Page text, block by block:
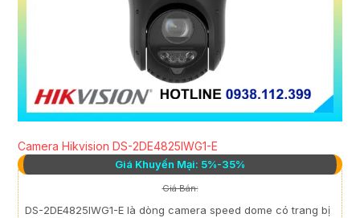
Camera Hikvision DS-2DE4825IWG1-E
Giá Khuyến Mại: 5%-35%
Giá Bán:
DS-2DE4825IWG1-E là dòng camera speed dome có trang bị